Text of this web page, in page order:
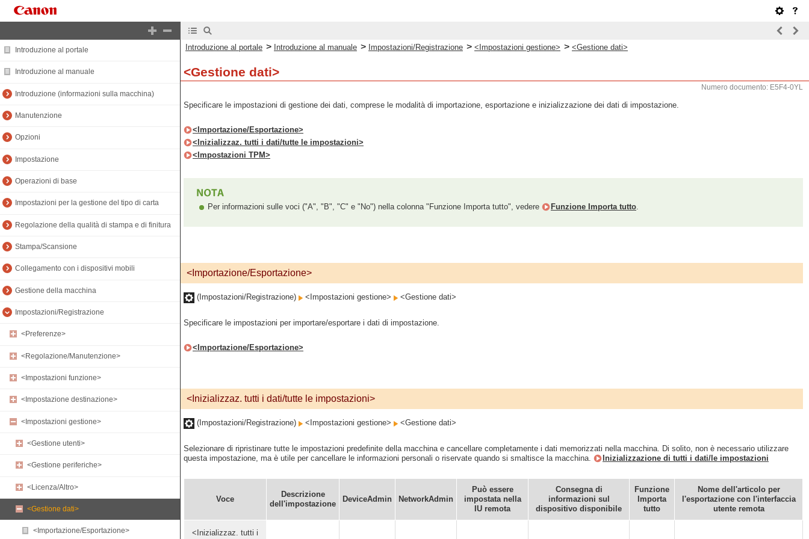
Introduzione al portale
Introduzione al manuale
Introduzione (informazioni sulla macchina)
Manutenzione
Opzioni
Impostazione
Operazioni di base
Impostazioni per la gestione del tipo di carta
Regolazione della qualità di stampa e di finitura
Stampa/Scansione
Collegamento con i dispositivi mobili
Gestione della macchina
Impostazioni/Registrazione
<Preferenze>
<Regolazione/Manutenzione>
<Impostazioni funzione>
<Impostazione destinazione>
<Impostazioni gestione>
<Gestione utenti>
<Gestione periferiche>
<Licenza/Altro>
<Gestione dati>
<Importazione/Esportazione>
Introduzione al portale > Introduzione al manuale > Impostazioni/Registrazione > <Impostazioni gestione> > <Gestione dati>
<Gestione dati>
Numero documento: E5F4-0YL
Specificare le impostazioni di gestione dei dati, comprese le modalità di importazione, esportazione e inizializzazione dei dati di impostazione.
<Importazione/Esportazione>
<Inizializzaz. tutti i dati/tutte le impostazioni>
<Impostazioni TPM>
Per informazioni sulle voci ("A", "B", "C" e "No") nella colonna "Funzione Importa tutto", vedere Funzione Importa tutto.
<Importazione/Esportazione>
(Impostazioni/Registrazione) <Impostazioni gestione> <Gestione dati>
Specificare le impostazioni per importare/esportare i dati di impostazione.
<Importazione/Esportazione>
<Inizializzaz. tutti i dati/tutte le impostazioni>
(Impostazioni/Registrazione) <Impostazioni gestione> <Gestione dati>
Selezionare di ripristinare tutte le impostazioni predefinite della macchina e cancellare completamente i dati memorizzati nella macchina. Di solito, non è necessario utilizzare
questa impostazione, ma è utile per cancellare le informazioni personali o riservate quando si smaltisce la macchina.
Inizializzazione di tutti i dati/le impostazioni
Voce
Descrizione
dell'impostazione
DeviceAdmin NetworkAdmin
Può essere
impostata nella
IU remota
Consegna di
informazioni sul
dispositivo disponibile
Funzione
Importa
tutto
Nome dell'articolo per
l'esportazione con l'interfaccia
utente remota
<Inizializzaz. tutti i